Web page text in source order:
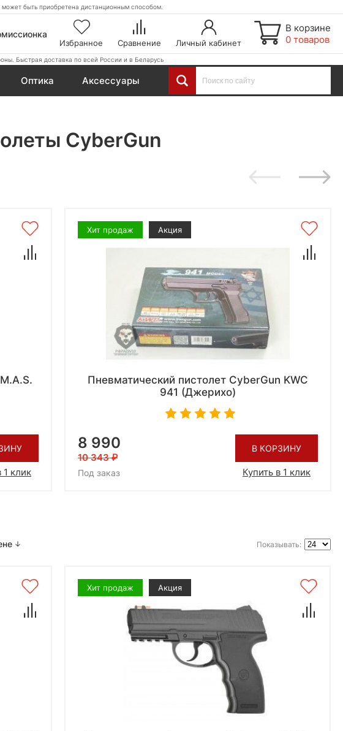
быть приобретена дистанционным способом.
Избранное Сравнение Личный кабинет
В корзине
0 товаров
Быстрая доставка по всей России и в Беларусь
Оптика Аксессуары
CyberGun
1 клик
Хит продаж Акция
Пневматический пистолет CyberGun KWC
941 (Джерихо)
8 990
10 343
Под заказ
В КОРЗИНУ
Купить в 1 клик
Показывать:
Хит продаж Акция